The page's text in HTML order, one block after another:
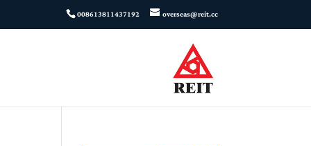
008613811437192 overseas@reit.cc